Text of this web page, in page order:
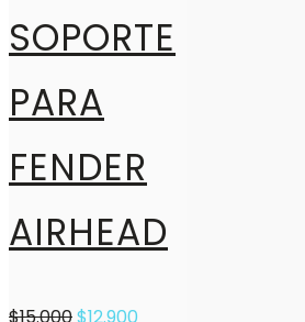
SOPORTE
PARA
FENDER
AIRHEAD